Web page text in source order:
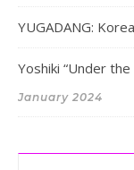
YUGADANG:
Yoshiki “Under
January 2024